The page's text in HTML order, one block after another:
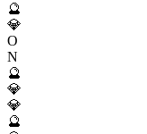
🔮
💎
O
N
🔮
💎
💎
🔮